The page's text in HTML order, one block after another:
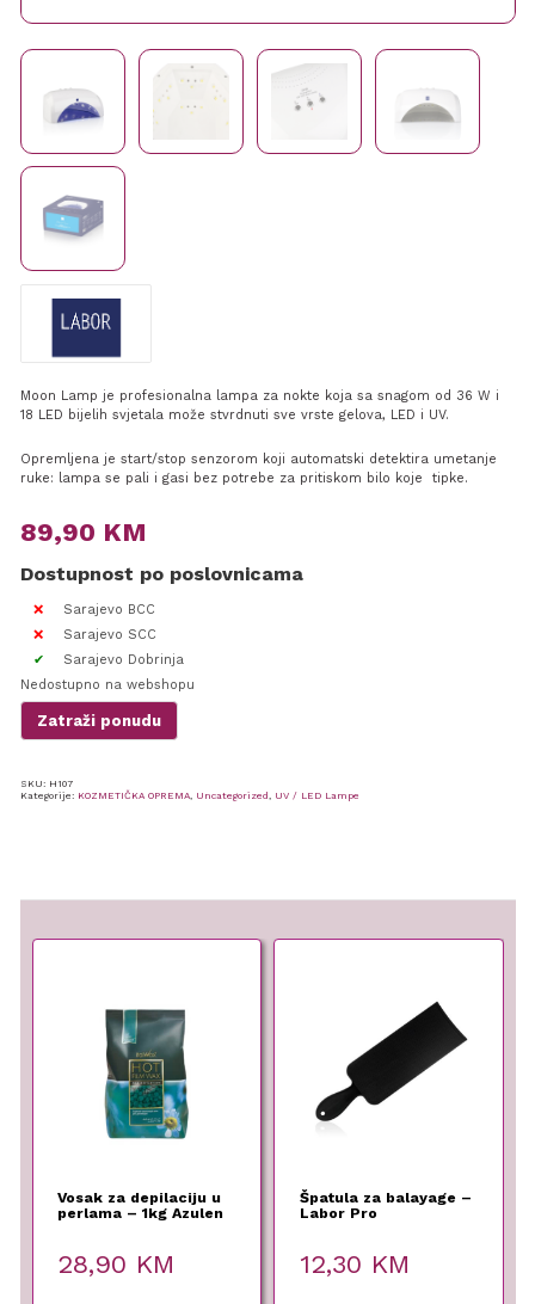
Moon Lamp je profesionalna lampa za nokte koja sa snagom od 36 W i
18 LED bijelih svjetala može stvrdnuti sve vrste gelova, LED i UV.
Opremljena je start/stop senzorom koji automatski detektira umetanje
ruke: lampa se pali i gasi bez potrebe za pritiskom bilo koje tipke.
89,90 KM
Dostupnost po poslovnicama
Sarajevo BCC
Sarajevo SCC
Sarajevo Dobrinja
Nedostupno na webshopu
Zatraži ponudu
SKU: H107
Kategorije: KOZMETIČKA OPREMA, Uncategorized UV / LED Lampe
Vosak za depilaciju u
perlama – 1kg Azulen
28,90 KM
Špatula za balayage –
Labor Pro
12,30 KM